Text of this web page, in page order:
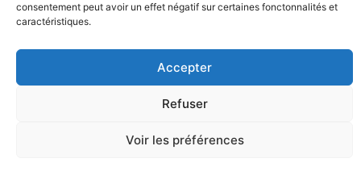
consentement peut avoir un effet négatif sur certaines fonctonnalités et
caractéristiques.
Accepter
Refuser
Voir les préférences
All content on this site is protected by copyright laws. It is
prohibited to reproduce, distribute, or use these materials in any
way without the express permission of their owners.